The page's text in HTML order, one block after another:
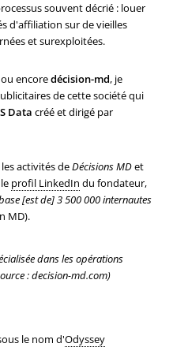
souvent décrié : louer
d'affiliation sur de vieilles
et surexploitées.
ou encoredécision-md, je
de cette société qui
Data créé et dirigé par
activités deDécisions MDet
profil LinkedIn du fondateur,
[est de] 3 500 000 internautes
MD).
dans les opérations
:decision-md.com)
le nom d'Odyssey